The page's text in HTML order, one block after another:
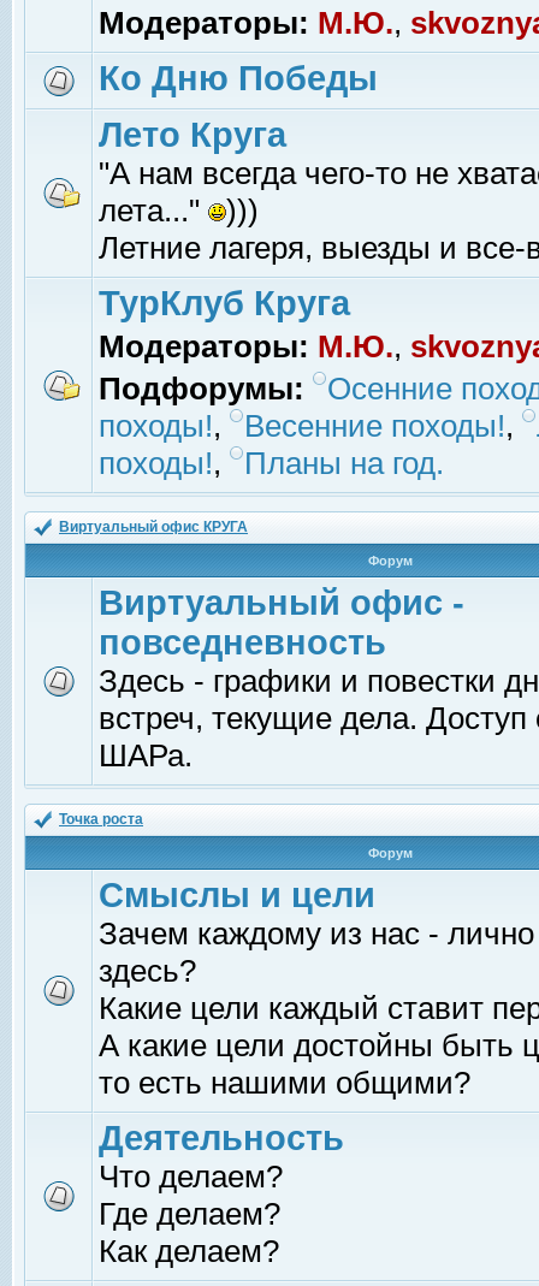
Модераторы: М.Ю.,
Ко Дню Победы
Лето Круга
"А нам всегда чего-то не
лета..."
)))
Летние лагеря, выезды и все-
ТурКлуб Круга
Модераторы: М.Ю.,
Подфорумы:
Осенние
походы!, Весенние походы!,
походы!, Планы на год.
Виртуальный офис КРУГА
Форум
Виртуальный офис -
повседневность
Здесь - графики и повестки
встреч, текущие дела.
ШАРа.
Точка роста
Форум
Смыслы и цели
Зачем каждому из нас -
здесь?
Какие цели каждый ставит
А какие цели достойны быть
то есть нашими общими?
Деятельность
Что делаем?
Где делаем?
Как делаем?